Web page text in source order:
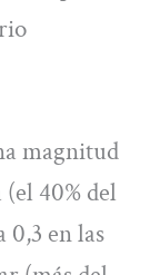
magnitud
40% del
en las